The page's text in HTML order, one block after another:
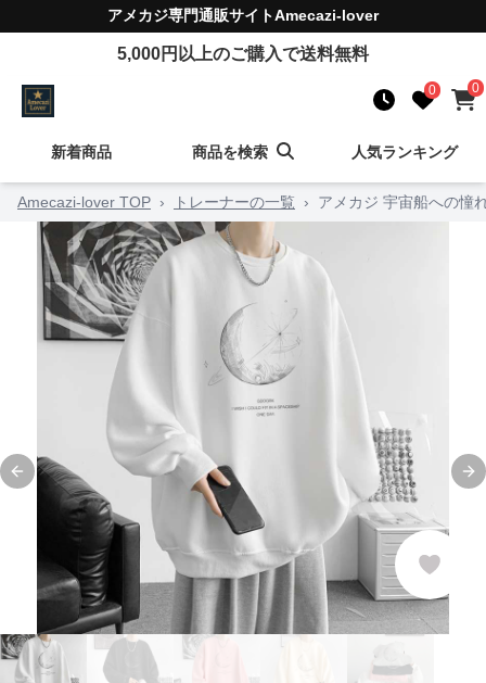
アメカジ専門通販サイトAmecazi-lover
5,000円以上のご購入で送料無料
0 0
新着商品 商品を検索 人気ランキング
Amecazi-lover TOP › トレーナーの一覧 › アメカジ 宇宙船への憧
Previous slide